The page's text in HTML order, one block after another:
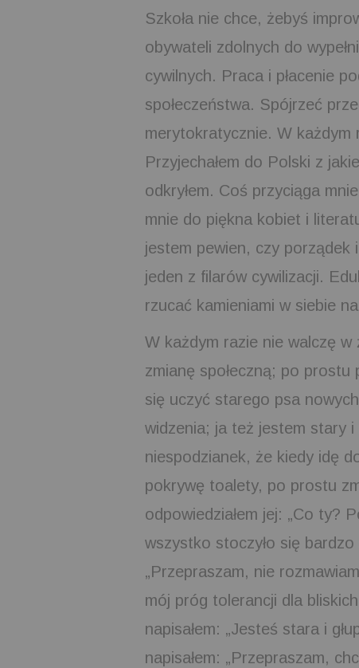
Szkoła nie chce, żebyś
obywateli zdolnych do
cywilnych. Praca i płacenie
społeczeństwa. Spójrzeć
merytokratycznie. W każdym
Przyjechałem do Polski z
odkryłem. Coś przyciąga
mnie do piękna kobiet i
jestem pewien, czy
jeden z filarów cywilizacji.
rzucać kamieniami w siebie
W każdym razie nie walczę
zmianę społeczną; po
się uczyć starego psa
widzenia; ja też jestem stary i
niespodzianek, że kiedy idę
pokrywę toalety, po prostu
odpowiedziałem jej: „Co ty?
wszystko stoczyło się
„Przepraszam, nie
mój próg tolerancji dla
napisałem: „Jesteś stara i
napisałem: „Przepraszam,